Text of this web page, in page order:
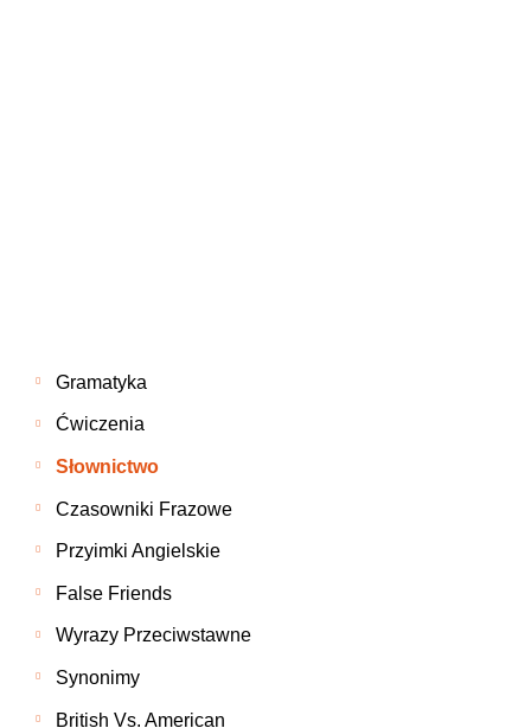
Gramatyka
Ćwiczenia
Słownictwo
Czasowniki Frazowe
Przyimki Angielskie
False Friends
Wyrazy Przeciwstawne
Synonimy
British Vs. American